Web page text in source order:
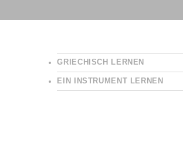
GRIECHISCH LERNEN
EIN INSTRUMENT LERNEN